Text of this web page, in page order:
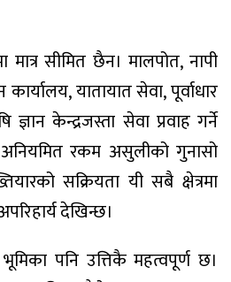
मात्र सीमित छैन। मालपोत, नापी
यातायात सेवा, पूर्वाधार
केन्द्रजस्ता सेवा प्रवाह गर्ने
रकम असुलीको गुनासो
सक्रियता यी सबै क्षेत्रमा
देखिन्छ।
पनि उत्तिकै महत्वपूर्ण छ।